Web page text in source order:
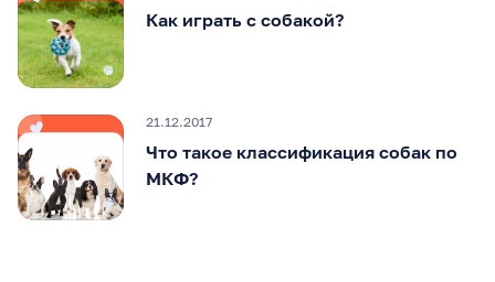
Как играть с собакой?
21.12.2017
Что такое классификация собак по
МКФ?